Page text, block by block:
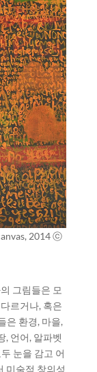
2014 ⓒ
그림들은 모
르거나, 혹은
은 환경, 마을,
, 언어, 알파벳
눈을 감고 어
미술적 창의성